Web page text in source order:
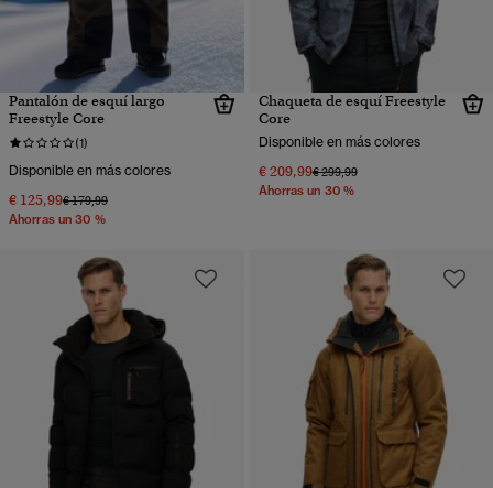
Pantalón de esquí largo
Freestyle Core
(1)
Disponible en más colores
€ 125,99Precio rebajado de
€ 179,99a
Ahorras un 30 %
Chaqueta de esquí Freestyle
Core
Disponible en más colores
€ 209,99Precio rebajado de
€ 299,99a
Ahorras un 30 %